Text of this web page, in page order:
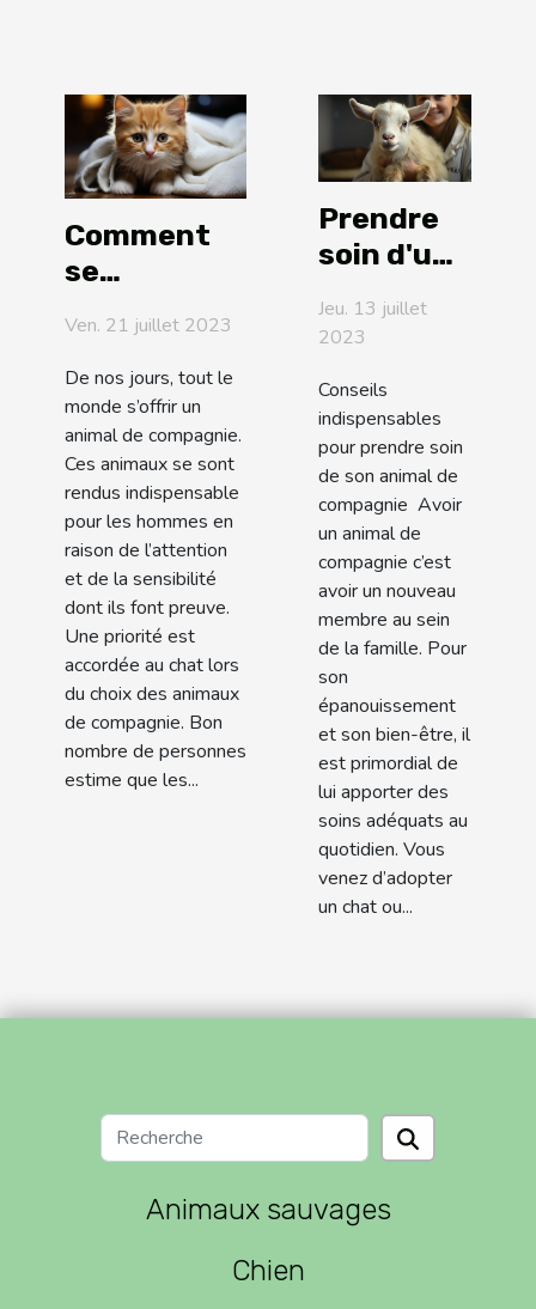
Comment
se
de l’odeur
de pipi de
chat dans
une pièce ?
Ven. 21 juillet 2023
De nos jours, tout le
monde s’offrir un
animal de compagnie.
Ces animaux se sont
rendus indispensable
pour les hommes en
raison de l’attention
et de la sensibilité
dont ils font preuve.
Une priorité est
accordée au chat lors
du choix des animaux
de compagnie. Bon
nombre de personnes
estime que les...
Prendre
soin d'un
Jeu. 13 juillet
2023
Conseils
indispensables
pour prendre soin
de son animal de
compagnie Avoir
un animal de
compagnie c’est
avoir un nouveau
membre au sein
de la famille. Pour
son
épanouissement
et son bien-être, il
est primordial de
lui apporter des
soins adéquats au
quotidien. Vous
venez d’adopter
un chat ou...
Animaux sauvages
Chien